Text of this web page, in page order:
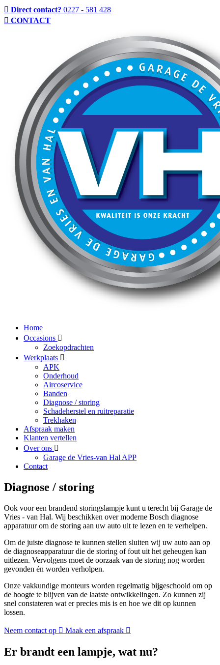
Direct contact? 0227 - 581 428
CONTACT
Home
Occasions
Zoekopdrachten
Werkplaats
APK
Onderhoud
Aircoservice
Banden
Diagnose / storing
Schadeherstel en ruitreparatie
Trekhaken
Afspraak maken
Klanten vertellen
Over ons
Garage de Vries-van Hal APP
Contact
Diagnose / storing
Ook voor een brandend storingslampje kunt u terecht bij Garage de
Vries - van Hal. Wij beschikken over moderne Bosch diagnose
apparatuur om de storing aan uw auto uit te lezen en te verhelpen.
Om de juiste diagnose te kunnen stellen sluiten wij uw auto aan op
de diagnoseapparatuur die de storing of fout uit het geheugen kan
uitlezen. Vervolgens moet de oorzaak van de storing nog worden
gevonden én worden verholpen.
Onze vakkundige monteurs worden regelmatig bijgeschoold om op
de hoogte te blijven van de laatste ontwikkelingen. Zo kunnen zij
snel constateren wat er precies mis is en hoe we dit op kunnen
lossen.
Neem contact op Maak een afspraak
Er brandt een lampje, wat nu?